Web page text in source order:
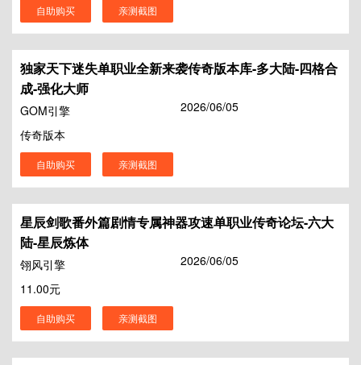
自助购买 亲测截图
独家天下迷失单职业全新来袭传奇版本库-多大陆-四格合
成-强化大师
GOM引擎
2026/06/05
传奇版本
自助购买 亲测截图
星辰剑歌番外篇剧情专属神器攻速单职业传奇论坛-六大
陆-星辰炼体
翎风引擎
2026/06/05
11.00元
自助购买 亲测截图